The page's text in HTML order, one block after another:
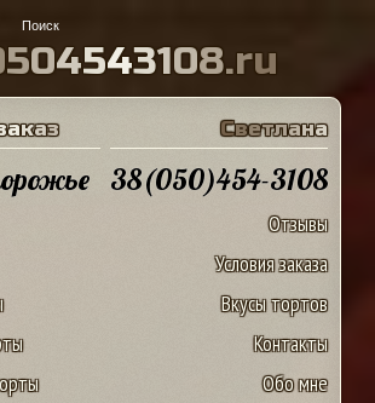
504543108.ru
аказ Светлана
38(050)454-3108
Отзывы
Условия заказа
Вкусы тортов
Контакты
Обо мне